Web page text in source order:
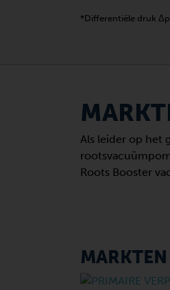
*Differentiële druk Δp
Als leider op het
Roots Booster
MARKTEN